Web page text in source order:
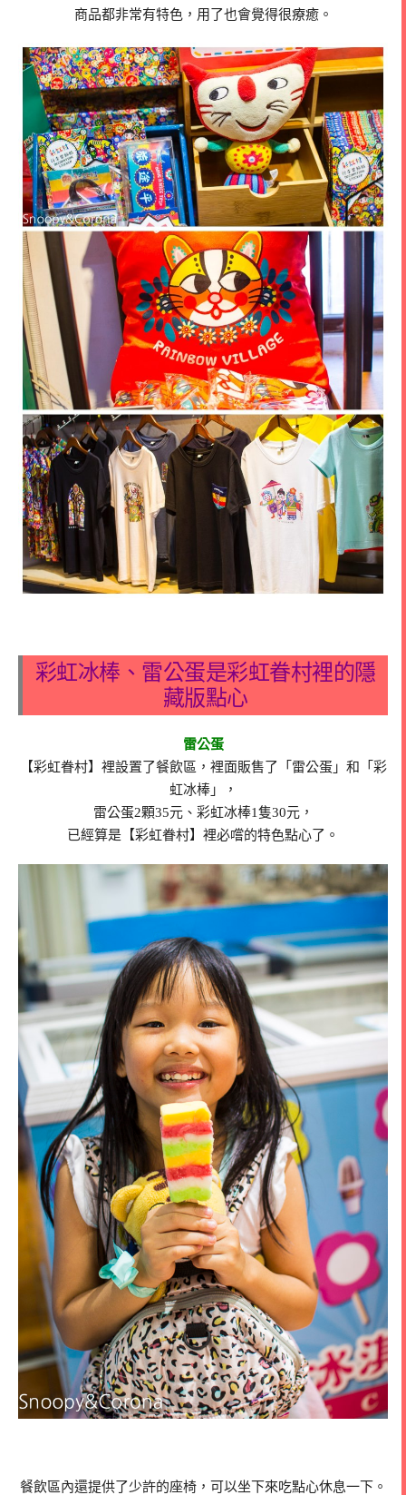
商品都非常有特色，用了也會覺得很療癒。
彩虹冰棒、雷公蛋是彩虹眷村裡的隱
藏版點心
雷公蛋
【彩虹眷村】裡設置了餐飲區，裡面販售了「雷公蛋」和「彩
虹冰棒」，
雷公蛋2顆35元、彩虹冰棒1隻30元，
已經算是【彩虹眷村】裡必嚐的特色點心了。
餐飲區內還提供了少許的座椅，可以坐下來吃點心休息一下。